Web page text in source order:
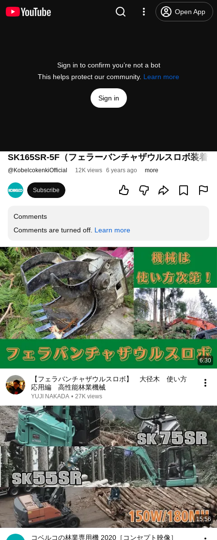
Open App
Sign in to confirm you’re not a bot
This helps protect our community. Learn more
Sign in
SK165SR-5F（フェラーバンチャザウルスロボ装着
@KobelcokenkiOfficial 12K views 6 years ago more
Subscribe
Comments
Comments are turned off. Learn more
6:30
【フェラバンチャザウルスロボ】 大径木 使い方
応用編 高性能林業機械
YUJI NAKADA • 27K views
15:56
コベルコの林業専用機 2020［コンセプト映像］